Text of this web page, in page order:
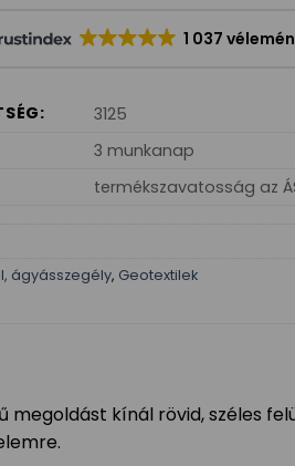
1 037
3125
3 munkanap
termékszavatosság az
ágyásszegély, Geotextilek
megoldást kínál rövid, széles